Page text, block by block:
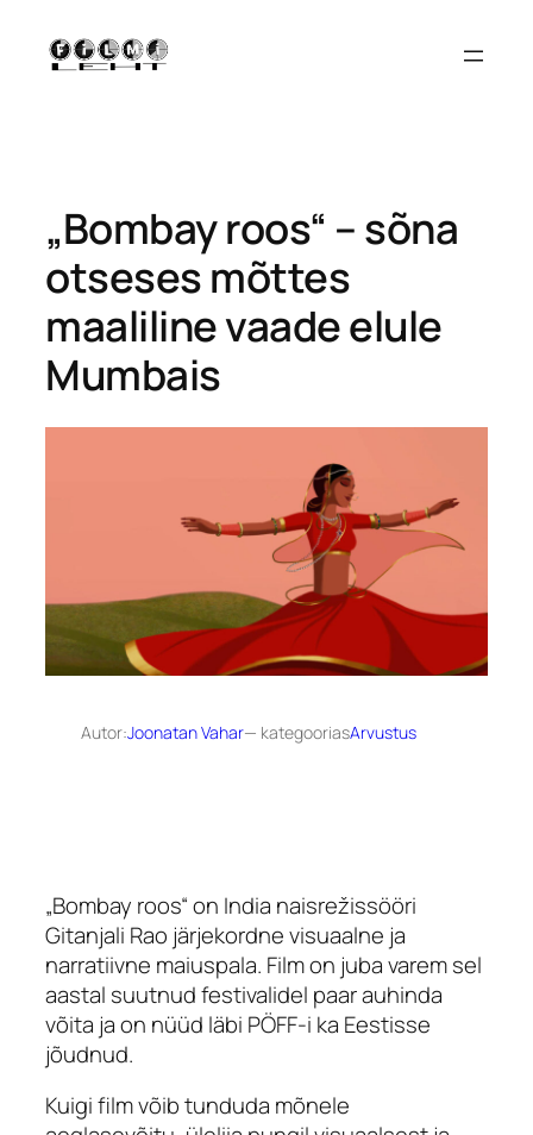
sisu
juurde
„Bombay roos“ – sõna
otseses mõttes
maaliline vaade elule
Mumbais
Autor:Joonatan Vahar— kategooriasArvustus
„Bombay roos“ on India naisrežissööri
Gitanjali Rao järjekordne visuaalne ja
narratiivne maiuspala. Film on juba varem sel
aastal suutnud festivalidel paar auhinda
võita ja on nüüd läbi PÖFF-i ka Eestisse
jõudnud.
Kuigi film võib tunduda mõnele